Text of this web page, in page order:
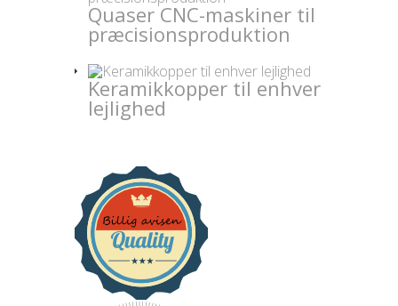
Quaser CNC-maskiner til
præcisionsproduktion
Keramikkopper til enhver
lejlighed